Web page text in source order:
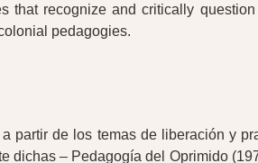
that recognize and critically question
pedagogies.
partir de los temas de liberación y
dichas – Pedagogía del Oprimido